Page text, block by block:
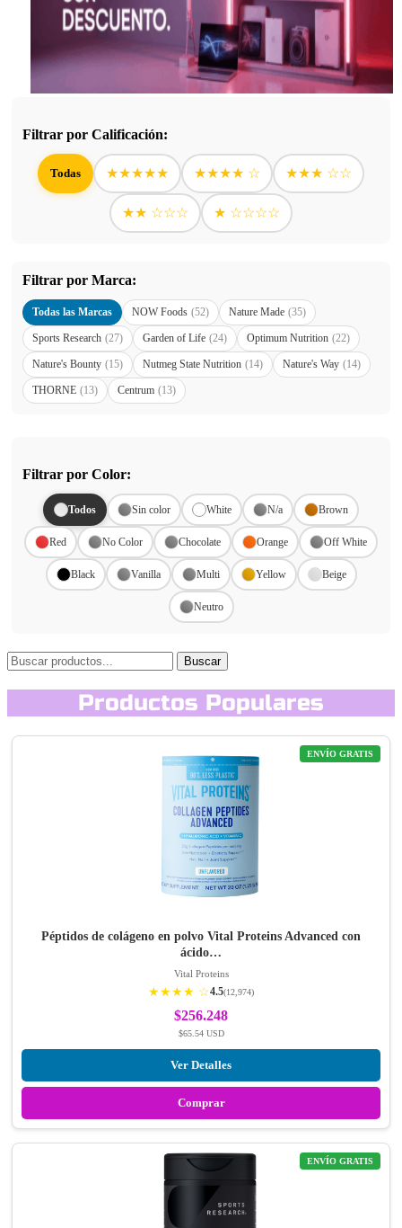
Filtrar por Calificación:
Todas ★★★★★ ★★★★ ☆ ★★★ ☆☆
★★ ☆☆☆ ★ ☆☆☆☆
Filtrar por Marca:
Todas las Marcas NOW Foods (52) Nature Made (35)
Sports Research (27) Garden of Life (24) Optimum Nutrition (22)
Nature's Bounty (15) Nutmeg State Nutrition (14) Nature's Way (14)
THORNE (13) Centrum (13)
Filtrar por Color:
Todos Sin color White N/a Brown
Red No Color Chocolate Orange Off White
Black Vanilla Multi Yellow Beige
Neutro
Buscar
Productos Populares
ENVÍO GRATIS
Péptidos de colágeno en polvo Vital Proteins Advanced con
ácido…
Vital Proteins
★★★★ ☆4.5(12,974)
$256.248
$65.54 USD
Ver Detalles
Comprar
ENVÍO GRATIS